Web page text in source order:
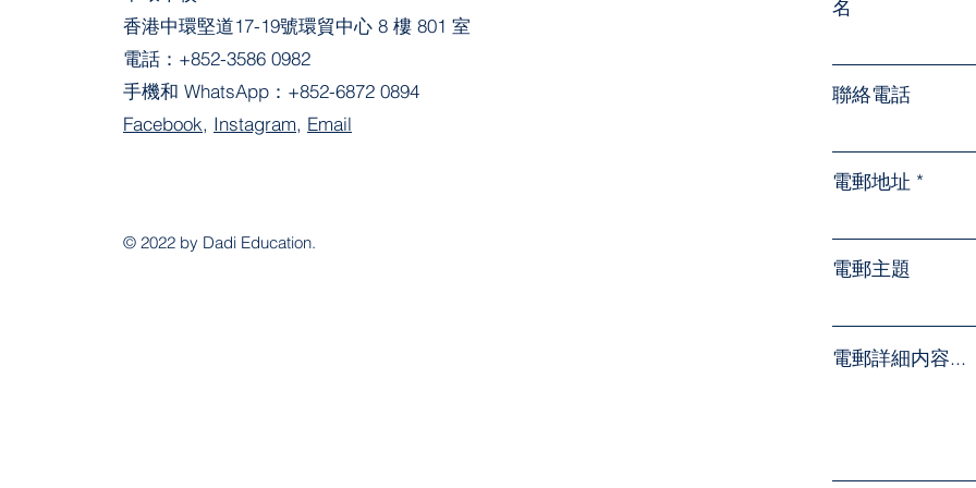
香港中環堅道17-19號環貿中心 8 樓 801 室
電話： +852-3586 0982
手機和 WhatsApp： +852-6872 0894
Facebook, Instagram, Email
© 2022 by Dadi Education.
名
聯絡電話
電郵地址
電郵主題
電郵詳細内容...